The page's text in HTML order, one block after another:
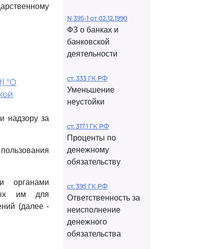
"О
надзору за
органами
им для
(далее -
N 395-1 от 02.12.1990
ФЗ о банках и
банковской
деятельности
ст. 333 ГК РФ
Уменьшение
неустойки
ст. 317.1 ГК РФ
Проценты по
денежному
обязательству
ст. 395 ГК РФ
Ответственность за
неисполнение
денежного
обязательства